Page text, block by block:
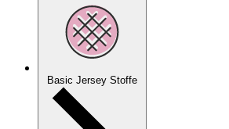
Basic Jersey Stoffe